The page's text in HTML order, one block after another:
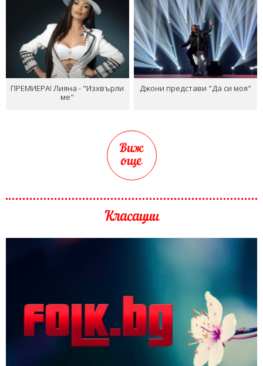
ПРЕМИЕРА! Лияна - "Изхвърли
ме"
Джони представи "Да си моя"
Виж
още
Класации